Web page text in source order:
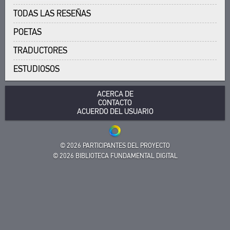
TODAS LAS RESEÑAS
POETAS
TRADUCTORES
ESTUDIOSOS
ACERCA DE
CONTACTO
ACUERDO DEL USUARIO
© 2026 PARTICIPANTES DEL PROYECTO
© 2026 BIBLIOTECA FUNDAMENTAL DIGITAL
OBRAS
EDICIONES
ACERCA DE
SOBRE EL PROYECTO
LOS FINES DEL PROYECTO
SUBSISTEMAS
CORPUS
BIBLIOTECA
BUSQUEDA
CONTACTO
ACUERDO DEL USUARIO